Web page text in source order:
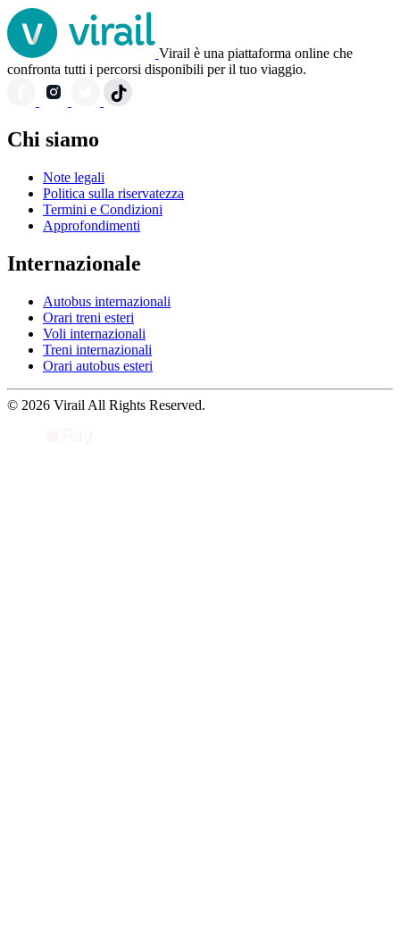
Virail è una piattaforma online che
confronta tutti i percorsi disponibili per il tuo viaggio.
Chi siamo
Note legali
Politica sulla riservatezza
Termini e Condizioni
Approfondimenti
Internazionale
Autobus internazionali
Orari treni esteri
Voli internazionali
Treni internazionali
Orari autobus esteri
© 2026 Virail All Rights Reserved.